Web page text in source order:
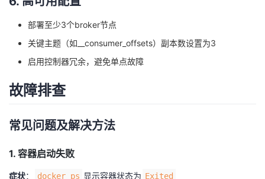
部署至少3个broker节点
关键主题（如__consumer_offsets）副本数设置为3
启用控制器冗余，避免单点故障
故障排查
常见问题及解决方法
1. 容器启动失败
症状： docker ps 显示容器状态为 Exited